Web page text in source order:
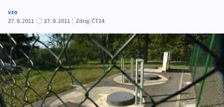
vzo
27. 9. 2011
27. 9. 2011 | Zdroj: ČT24